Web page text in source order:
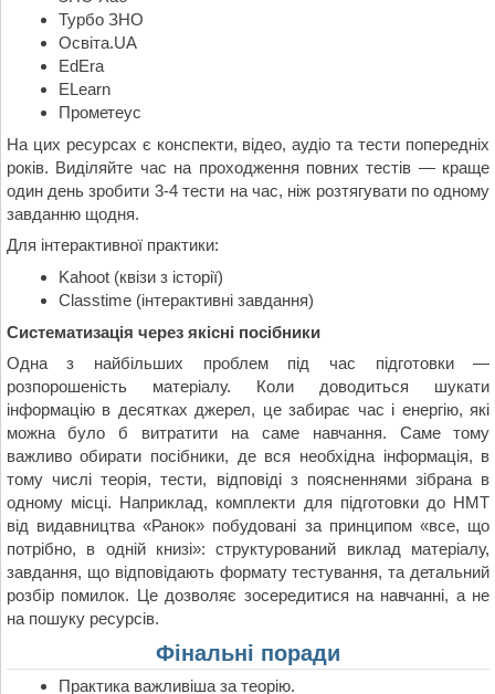
Турбо ЗНО
Освіта.UA
EdEra
ELearn
Прометеус
На цих ресурсах є конспекти, відео, аудіо та тести попередніх
років. Виділяйте час на проходження повних тестів — краще
один день зробити 3-4 тести на час, ніж розтягувати по одному
завданню щодня.
Для інтерактивної практики:
Kahoot (квізи з історії)
Classtime (інтерактивні завдання)
Систематизація через якісні посібники
Одна з найбільших проблем під час підготовки —
розпорошеність матеріалу. Коли доводиться шукати
інформацію в десятках джерел, це забирає час і енергію, які
можна було б витратити на саме навчання. Саме тому
важливо обирати посібники, де вся необхідна інформація, в
тому числі теорія, тести, відповіді з поясненнями зібрана в
одному місці. Наприклад, комплекти для підготовки до НМТ
від видавництва «Ранок» побудовані за принципом «все, що
потрібно, в одній книзі»: структурований виклад матеріалу,
завдання, що відповідають формату тестування, та детальний
розбір помилок. Це дозволяє зосередитися на навчанні, а не
на пошуку ресурсів.
Фінальні поради
Практика важливіша за теорію.